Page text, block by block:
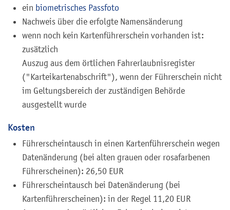
ein biometrisches Passfoto
Nachweis über die erfolgte Namensänderung
wenn noch kein Kartenführerschein vorhanden ist:
zusätzlich
Auszug aus dem örtlichen Fahrerlaubnisregister
("Karteikartenabschrift"), wenn der Führerschein nicht
im Geltungsbereich der zuständigen Behörde
ausgestellt wurde
Kosten
Führerscheintausch in einen Kartenführerschein wegen
Datenänderung (bei alten grauen oder rosafarbenen
Führerscheinen): 26,50 EUR
Führerscheintausch bei Datenänderung (bei
Kartenführerscheinen): in der Regel 11,20 EUR